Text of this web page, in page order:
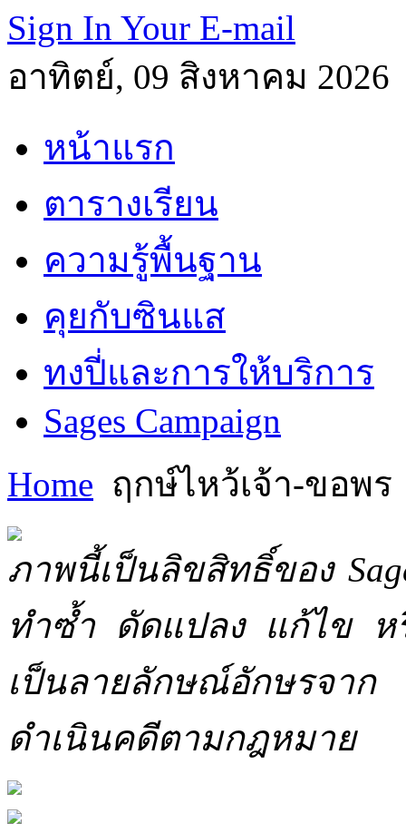
Sign In Your E-mail
อาทิตย์, 09 สิงหาคม 2026
หน้าแรก
ตารางเรียน
ความรู้พื้นฐาน
คุยกับซินแส
ทงปี่และการให้บริการ
Sages Campaign
Home ฤกษ์ไหว้เจ้า-ขอพร
ภาพนี้เป็นลิขสิทธิ์ของ
ทำซ้ำ ดัดแปลง แก้ไข ห
เป็นลายลักษณ์อักษรจาก
ดำเนินคดีตามกฎหมาย